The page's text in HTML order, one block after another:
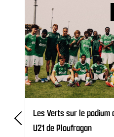
Les Verts sur le podium
U21 de Ploufragan